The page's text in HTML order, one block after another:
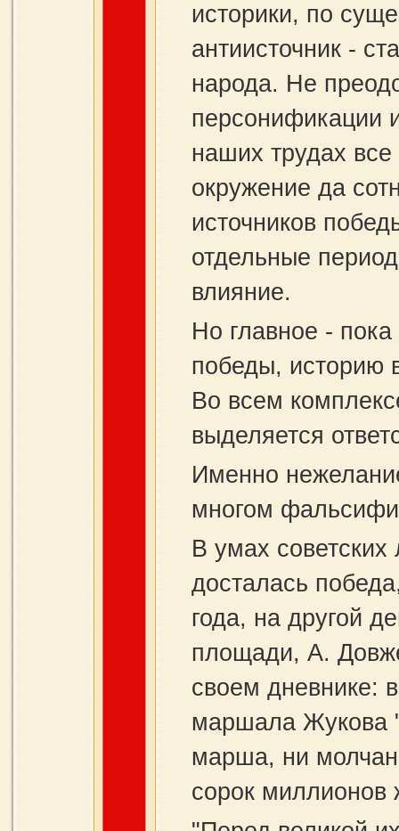
историки, по
антиисточник -
народа. Не
персонификации
наших трудах
окружение да
источников
отдельные
влияние.
Но главное -
победы, историю
Во всем
выделяется
Именно
многом
В умах
досталась
года, на другой
площади, А.
своем дневнике:
маршала Жукова
марша, ни
сорок миллионов